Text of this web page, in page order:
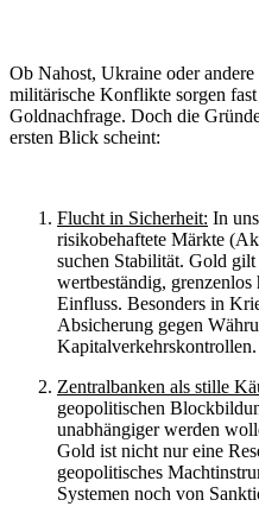
Ob Nahost, Ukraine oder
militärische Konflikte sorgen
Goldnachfrage. Doch die
ersten Blick scheint:
Flucht in Sicherheit: In
risikobehaftete Märkte
suchen Stabilität. Gold gilt
wertbeständig,
Einfluss. Besonders in
Absicherung gegen
Kapitalverkehrskontrollen.
Zentralbanken als stille
geopolitischen
unabhängiger werden
Gold ist nicht nur eine
geopolitisches
Systemen noch von